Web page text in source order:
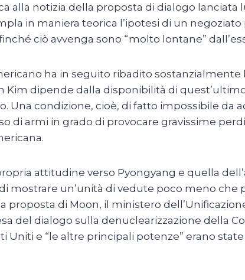
alla notizia della proposta di dialogo lanciata
in maniera teorica l’ipotesi di un
ciò avvenga sono “molto lontane”
ha in seguito ribadito sostanzialmente
dipende dalla disponibilità di
condizione, cioè, di fatto impossibile da
di armi in grado di provocare gravissime
attitudine verso Pyongyang e quella
mostrare un’unità di vedute poco meno che
proposta di Moon, il ministero
del dialogo sulla denuclearizzazione della
e “le altre principali potenze” erano